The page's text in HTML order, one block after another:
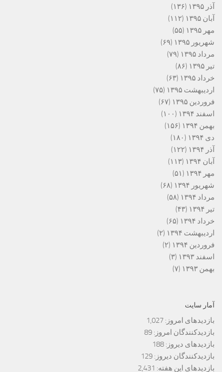
آذر ۱۳۹۵
(۱۳۶)
آبان ۱۳۹۵
(۱۱۲)
مهر ۱۳۹۵
(۵۵)
شهریور ۱۳۹۵
(۶۹)
مرداد ۱۳۹۵
(۷۹)
تیر ۱۳۹۵
(۸۶)
خرداد ۱۳۹۵
(۶۳)
اردیبهشت ۱۳۹۵
(۷۵)
فروردین ۱۳۹۵
(۶۷)
اسفند ۱۳۹۴
(۱۰۰)
بهمن ۱۳۹۴
(۱۵۶)
دی ۱۳۹۴
(۱۸۰)
آذر ۱۳۹۴
(۱۲۲)
آبان ۱۳۹۴
(۱۱۳)
مهر ۱۳۹۴
(۵۱)
شهریور ۱۳۹۴
(۶۸)
مرداد ۱۳۹۴
(۵۸)
تیر ۱۳۹۴
(۴۳)
خرداد ۱۳۹۴
(۶۵)
اردیبهشت ۱۳۹۴
(۲)
فروردین ۱۳۹۴
(۲)
اسفند ۱۳۹۳
(۳)
بهمن ۱۳۹۳
(۷)
آمار سایت
بازدیدهای امروز: 1,027
بازدیدکنندگان امروز: 89
بازدیدهای دیروز: 188
بازدیدکنندگان دیروز: 129
بازدیدهای این هفته: 2,431